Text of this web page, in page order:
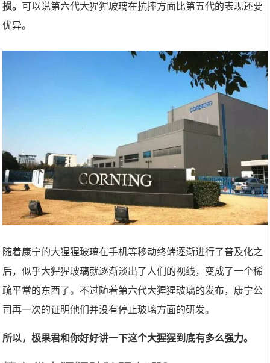
损。 可以说第六代大猩猩玻璃在抗摔方面比第五代的表现还要
优异。
随着康宁的大猩猩玻璃在手机等移动终端逐渐进行了普及化之
后，似乎大猩猩玻璃就逐渐淡出了人们的视线，变成了一个稀
疏平常的东西了。不过随着第六代大猩猩玻璃的发布，康宁公
司再一次的证明他们并没有停止玻璃方面的研发。
所以，极果君和你好好讲一下这个大猩猩到底有多么强力。